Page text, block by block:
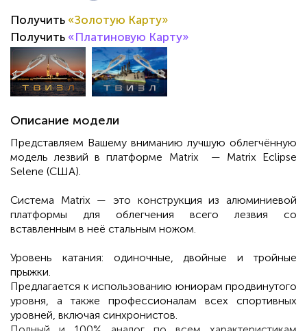
Получить «Золотую Карту»
Получить «Платиновую Карту»
Описание модели
Представляем Вашему вниманию лучшую облегчённую
модель лезвий в платформе Matrix — Matrix Eclipse
Selene (США).
Система Matrix — это конструкция из алюминиевой
платформы для облегчения всего лезвия со
вставленным в неё стальным ножом.
Уровень катания: одиночные, двойные и тройные
прыжки.
Предлагается к использованию юниорам продвинутого
уровня, а также профессионалам всех спортивных
уровней, включая синхронистов.